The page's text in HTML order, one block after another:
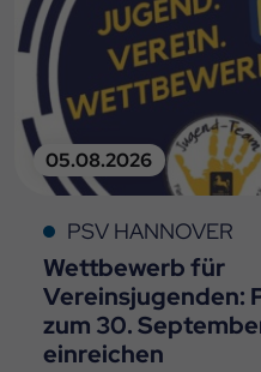
05.08.2026
PSV HANNOVER
Wettbewerb für
Vereinsjugenden:
zum 30.
einreichen